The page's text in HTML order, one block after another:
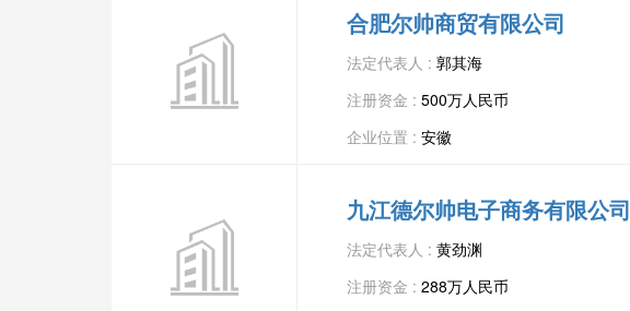
合肥尔帅商贸有限公司
法定代表人 : 郭其海
注册资金 : 500万人民币
企业位置 : 安徽
九江德尔帅电子商务有限公司
法定代表人 : 黄劲渊
注册资金 : 288万人民币